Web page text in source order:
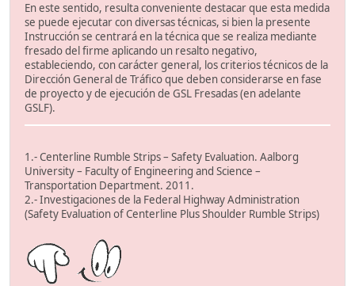
En este sentido, resulta conveniente destacar que esta medida
se puede ejecutar con diversas técnicas, si bien la presente
Instrucción se centrará en la técnica que se realiza mediante
fresado del firme aplicando un resalto negativo,
estableciendo, con carácter general, los criterios técnicos de la
Dirección General de Tráfico que deben considerarse en fase
de proyecto y de ejecución de GSL Fresadas (en adelante
GSLF).
1.- Centerline Rumble Strips – Safety Evaluation. Aalborg
University – Faculty of Engineering and Science –
Transportation Department. 2011.
2.- Investigaciones de la Federal Highway Administration
(Safety Evaluation of Centerline Plus Shoulder Rumble Strips)